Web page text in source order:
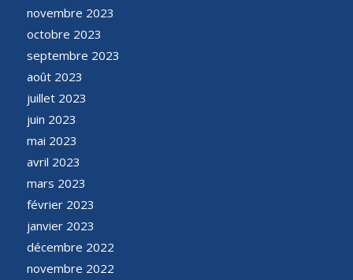
novembre 2023
octobre 2023
septembre 2023
août 2023
juillet 2023
juin 2023
mai 2023
avril 2023
mars 2023
février 2023
janvier 2023
décembre 2022
novembre 2022